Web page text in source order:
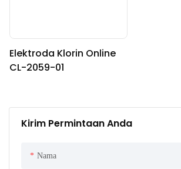
Kirim Permintaan Anda
Nama
Elektroda Klorin Online
CL-2059-01